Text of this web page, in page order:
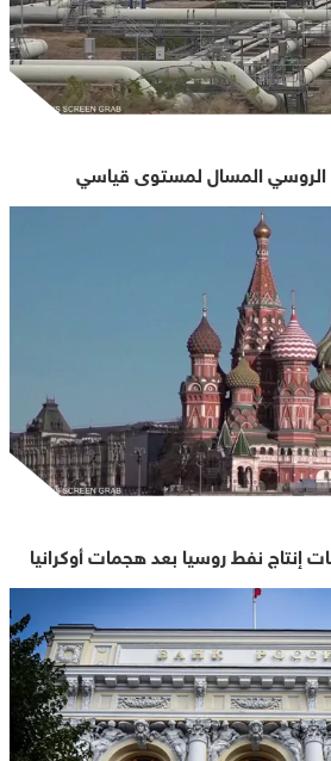
الروسي المسال لمستوى قياسي
إنتاج نفط روسيا بعد هجمات أوكرانيا